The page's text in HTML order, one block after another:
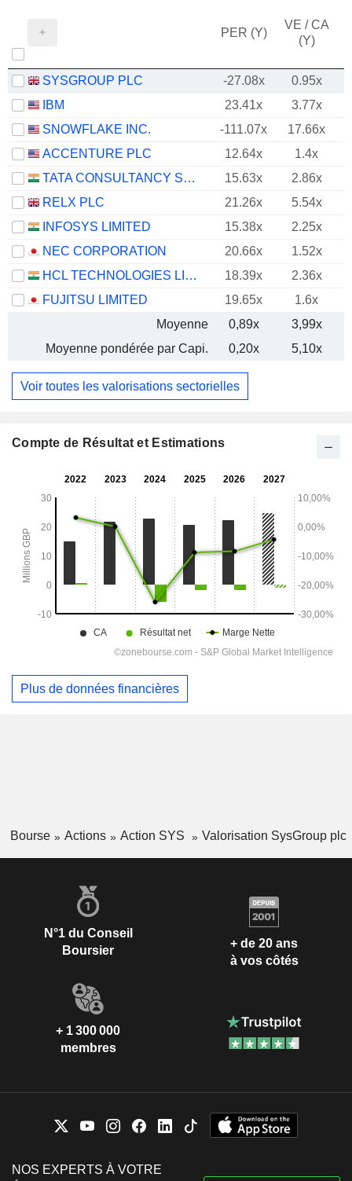
PER (Y)
VE / CA
(Y)
SYSGROUP PLC -27.08x 0.95x
IBM
23.41x 3.77x
SNOWFLAKE INC.
-111.07x 17.66x
ACCENTURE PLC
12.64x
1.4x
TATA CONSULTANCY SERVICES LTD.
15.63x
2.86x
RELX PLC
21.26x
5.54x
INFOSYS LIMITED
15.38x
2.25x
NEC CORPORATION
20.66x
1.52x
HCL TECHNOLOGIES LIMITED
18.39x 2.36x
FUJITSU LIMITED
19.65x
1.6x
Moyenne
0,89x 3,99x
Moyenne pondérée par Capi.
0,20x 5,10x
Voir toutes les valorisations sectorielles
Compte de Résultat et Estimations
Plus de données financières
Bourse Actions Action SYS Valorisation SysGroup plc
N°1 du Conseil
Boursier
+ de 20 ans
à vos côtés
+ 1 300 000
membres
NOS EXPERTS À VOTRE